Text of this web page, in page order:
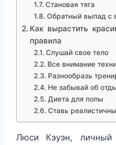
Становая тяга
Обратный выпад с
Как вырастить
правила
Слушай свое тело
Все внимание
Разнообразь
Не забывай об
Диета для попы
Ставь
Люси Кэуэн, личный